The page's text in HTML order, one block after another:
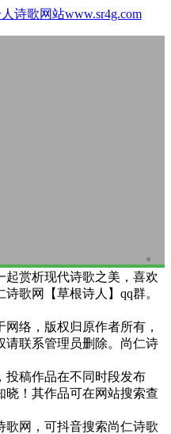
诗歌网站www.sr4g.com
起赏析现代诗歌之美，喜欢
歌网【草根诗人】qq群。
络，版权归原作者所有，
请联系管理员删除。尚仁诗
投稿作品在不同时段发布
晓！其作品可在网站搜索查
歌网，可抖音搜索尚仁诗歌